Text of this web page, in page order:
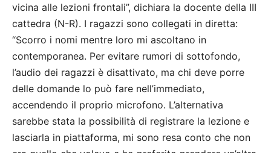
vicina alle lezioni frontali”, dichiara la docente della III
cattedra (N-R). I ragazzi sono collegati in diretta:
“Scorro i nomi mentre loro mi ascoltano in
contemporanea. Per evitare rumori di sottofondo,
l’audio dei ragazzi è disattivato, ma chi deve porre
delle domande lo può fare nell’immediato,
accendendo il proprio microfono. L’alternativa
sarebbe stata la possibilità di registrare la lezione e
lasciarla in piattaforma, mi sono resa conto che non